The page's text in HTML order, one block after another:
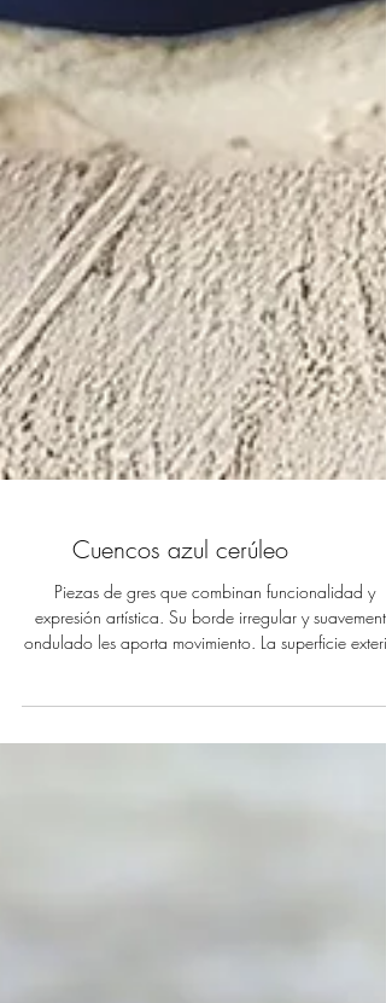
Cuencos azul cerúleo
ondulado les aporta movimiento. La superficie
en tonos hueso, transmite calidez y sobriedad,